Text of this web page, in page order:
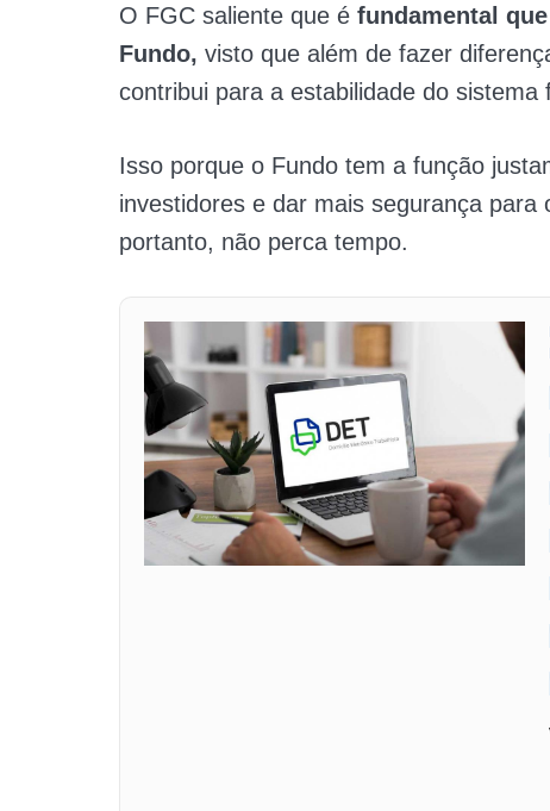
O FGC saliente que é fundamental
Fundo, visto que além de fazer
contribui para a estabilidade do sistema
Isso porque o Fundo tem a função
investidores e dar mais segurança para
portanto, não perca tempo.